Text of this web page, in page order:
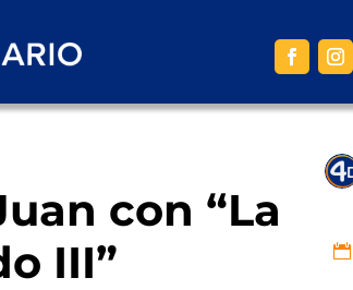
con “La
III”
